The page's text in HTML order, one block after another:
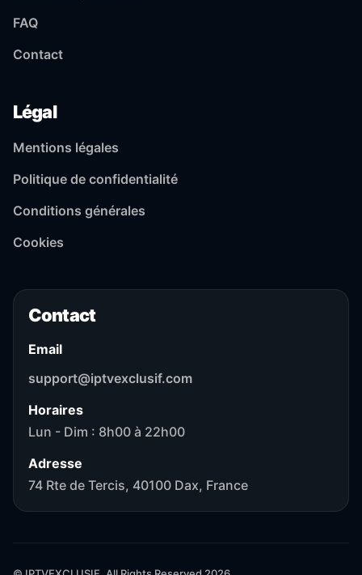
FAQ
Contact
Légal
Mentions légales
Politique de confidentialité
Conditions générales
Cookies
Contact
Email
support@iptvexclusif.com
Horaires
Lun - Dim : 8h00 à 22h00
Adresse
74 Rte de Tercis, 40100 Dax, France